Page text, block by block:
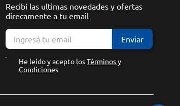
Recibí las ultimas novedades y ofertas
direcamente a tu email
Enviar
He leído y acepto losTérminos y
Condiciones